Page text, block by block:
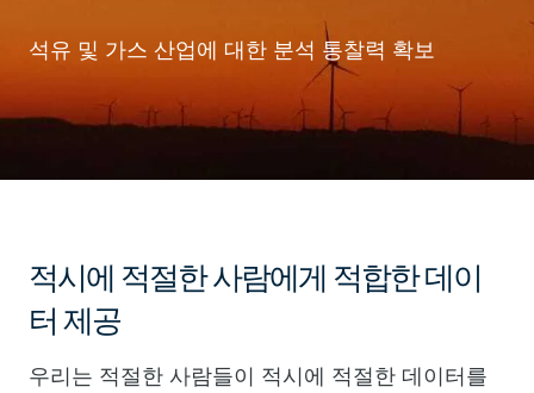
석유 및 가스 산업에 대한 분석 통찰력 확보
적시에 적절한 사람에게 적합한 데이
터 제공
우리는 적절한 사람들이 적시에 적절한 데이터를